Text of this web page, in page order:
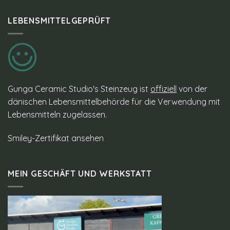
LEBENSMITTELGEPRÜFT
Gunga Ceramic Studio's Steinzeug ist offiziell von der
dänischen Lebensmittelbehörde für die Verwendung mit
Lebensmitteln zugelassen.
Smiley-Zertifikat ansehen
MEIN GESCHÄFT UND WERKSTATT